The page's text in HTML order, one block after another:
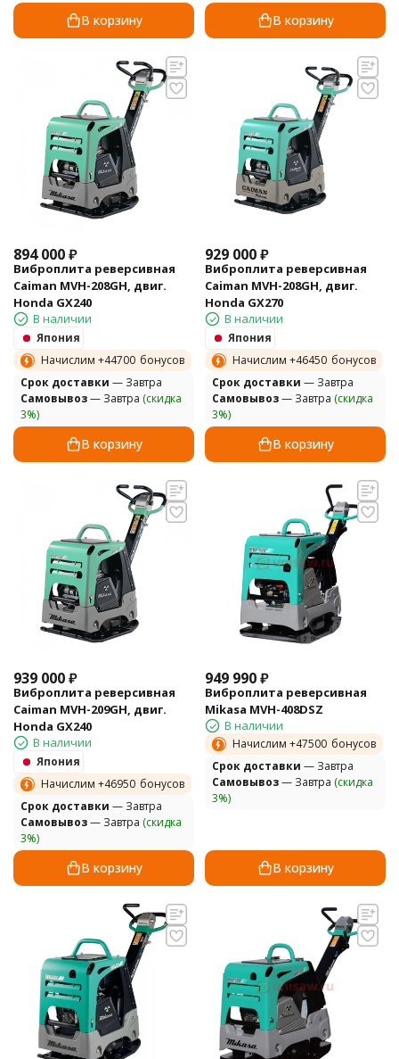
В корзину В корзину
894 000₽
Виброплита реверсивная
Caiman MVH-208GH, двиг.
Honda GX240
В наличии
Япония
Начислим +44700 бонусов
Cрок доставки — Завтра
Самовывоз— Завтра (скидка
3%)
В корзину
929 000₽
Виброплита реверсивная
Caiman MVH-208GH, двиг.
Honda GX270
В наличии
Япония
Начислим +46450 бонусов
Cрок доставки — Завтра
Самовывоз— Завтра (скидка
3%)
В корзину
939 000₽
Виброплита реверсивная
Caiman MVH-209GH, двиг.
Honda GX240
В наличии
Япония
Начислим +46950 бонусов
Cрок доставки — Завтра
Самовывоз— Завтра (скидка
3%)
В корзину
949 990₽
Виброплита реверсивная
Mikasa MVH-408DSZ
В наличии
Начислим +47500 бонусов
Cрок доставки — Завтра
Самовывоз— Завтра (скидка
3%)
В корзину